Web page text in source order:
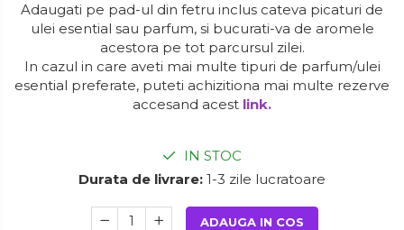
Adaugati pe pad-ul din fetru inclus cateva picaturi de
ulei esential sau parfum, si bucurati-va de aromele
acestora pe tot parcursul zilei.
In cazul in care aveti mai multe tipuri de parfum/ulei
esential preferate, puteti achizitiona mai multe rezerve
accesand acest link.
IN STOC
Durata de livrare: 1-3 zile lucratoare
ADAUGA IN COS